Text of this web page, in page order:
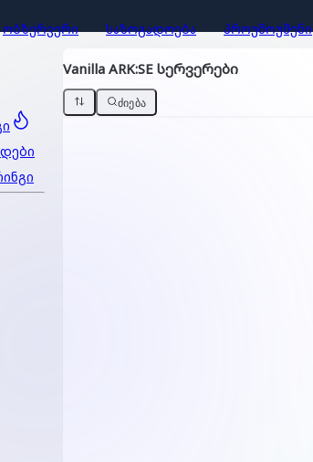
ᲝᲑᲖᲔᲠᲕᲔᲠᲘ ᲡᲐᲖᲝᲒᲐᲓᲝᲔᲑᲐ ᲞᲠᲝᲣᲛᲝᲣᲨᲔᲜᲘ
Vanilla ARK:SE სერვერები
ᲫᲘᲔᲑᲐ